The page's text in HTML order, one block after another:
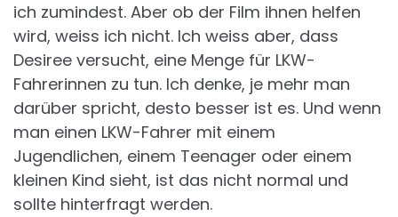
ich zumindest. Aber ob der Film ihnen helfen
wird, weiss ich nicht. Ich weiss aber, dass
Desiree versucht, eine Menge für LKW-
Fahrerinnen zu tun. Ich denke, je mehr man
darüber spricht, desto besser ist es. Und wenn
man einen LKW-Fahrer mit einem
Jugendlichen, einem Teenager oder einem
kleinen Kind sieht, ist das nicht normal und
sollte hinterfragt werden.